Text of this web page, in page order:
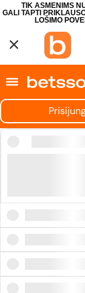
TIK ASMENIMS
GALI TAPTI
LOŠIMO